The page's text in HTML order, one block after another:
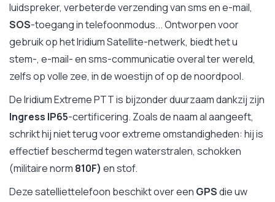
luidspreker, verbeterde verzending van sms en e-mail,
SOS-toegang in telefoonmodus... Ontworpen voor
gebruik op het Iridium Satellite-netwerk, biedt het u
stem-, e-mail- en sms-communicatie overal ter wereld,
zelfs op volle zee, in de woestijn of op de noordpool.
De Iridium Extreme PTT is bijzonder duurzaam dankzij zijn
Ingress IP65-certificering. Zoals de naam al aangeeft,
schrikt hij niet terug voor extreme omstandigheden: hij is
effectief beschermd tegen waterstralen, schokken
(militaire norm 810F) en stof.
Deze satelliettelefoon beschikt over een GPSdie uw